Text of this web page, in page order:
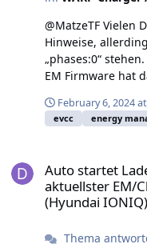
@MatzeTF Vielen
Hinweise,
„phases:0“
EM Firmware hat
Menüpunkt
erst angezeigt,
ausprobiert. Der
February 6, 2024
evcc energy
Auto startet
aktuellster EM/
(Hyundai IONIQ)
Thema